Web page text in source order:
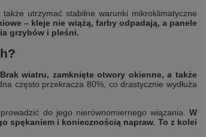
utrzymać stabilne warunki mikroklimatyczne
– kleje nie wiążą, farby odpadają, a panele
grzybów i pleśni.
Brak wiatru, zamknięte otwory okienne, a także
często przekracza 80%, co drastycznie wydłuża
do jego nierównomiernego wiązania. W
spękaniem i koniecznością napraw. To z kolei